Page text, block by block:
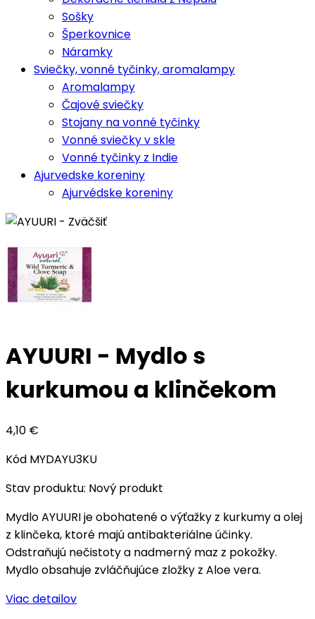
Sošky
Šperkovnice
Náramky
Sviečky, vonné tyčinky, aromalampy
Aromalampy
Čajové sviečky
Stojany na vonné tyčinky
Vonné sviečky v skle
Vonné tyčinky z Indie
Ajurvedske koreniny
Ajurvédske koreniny
Zväčšiť
AYUURI - Mydlo s
kurkumou a klinčekom
4,10 €
Kód MYDAYU3KU
Stav produktu: Nový produkt
Mydlo AYUURI je obohatené o výťažky z kurkumy a olej
z klinčeka, ktoré majú antibakteriálne účinky.
Odstraňujú nečistoty a nadmerný maz z pokožky.
Mydlo obsahuje zvláčňujúce zložky z Aloe vera.
Viac detailov